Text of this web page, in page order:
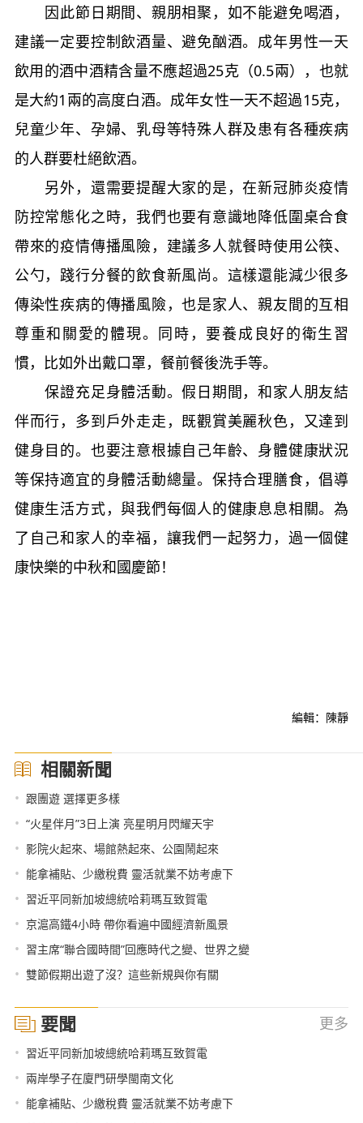
因此節日期間、親朋相聚，如不能避免喝酒，
建議一定要控制飲酒量、避免酗酒。成年男性一天
飲用的酒中酒精含量不應超過25克（0.5兩），也就
是大約1兩的高度白酒。成年女性一天不超過15克，
兒童少年、孕婦、乳母等特殊人群及患有各種疾病
的人群要杜絕飲酒。
另外，還需要提醒大家的是，在新冠肺炎疫情
防控常態化之時，我們也要有意識地降低圍桌合食
帶來的疫情傳播風險，建議多人就餐時使用公筷、
公勺，踐行分餐的飲食新風尚。這樣還能減少很多
傳染性疾病的傳播風險，也是家人、親友間的互相
尊重和關愛的體現。同時，要養成良好的衛生習
慣，比如外出戴口罩，餐前餐後洗手等。
保證充足身體活動。假日期間，和家人朋友結
伴而行，多到戶外走走，既觀賞美麗秋色，又達到
健身目的。也要注意根據自己年齡、身體健康狀況
等保持適宜的身體活動總量。保持合理膳食，倡導
健康生活方式，與我們每個人的健康息息相關。為
了自己和家人的幸福，讓我們一起努力，過一個健
康快樂的中秋和國慶節！
編輯：陳靜
相關新聞
• 跟團遊 選擇更多樣
• “火星伴月”3日上演 亮星明月閃耀天宇
• 影院火起來、場館熱起來、公園鬧起來
• 能拿補貼、少繳稅費 靈活就業不妨考慮下
• 習近平同新加坡總統哈莉瑪互致賀電
• 京滬高鐵4小時 帶你看遍中國經濟新風景
• 習主席“聯合國時間”回應時代之變、世界之變
• 雙節假期出遊了沒？這些新規與你有關
要聞 更多
• 習近平同新加坡總統哈莉瑪互致賀電
• 兩岸學子在廈門研學閩南文化
• 能拿補貼、少繳稅費 靈活就業不妨考慮下